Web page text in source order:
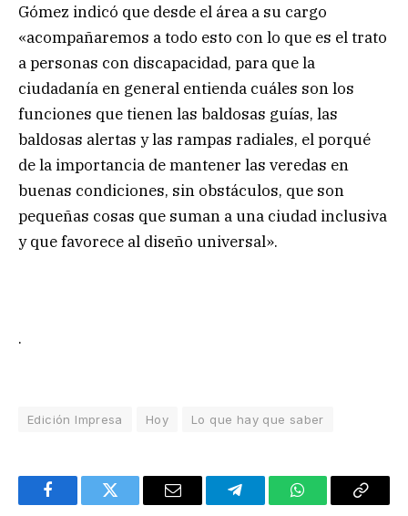
Gómez indicó que desde el área a su cargo
«acompañaremos a todo esto con lo que es el trato
a personas con discapacidad, para que la
ciudadanía en general entienda cuáles son los
funciones que tienen las baldosas guías, las
baldosas alertas y las rampas radiales, el porqué
de la importancia de mantener las veredas en
buenas condiciones, sin obstáculos, que son
pequeñas cosas que suman a una ciudad inclusiva
y que favorece al diseño universal».
.
Edición Impresa Hoy Lo que hay que saber
FacebookTwitter Email TelegramWhatsAppCopy